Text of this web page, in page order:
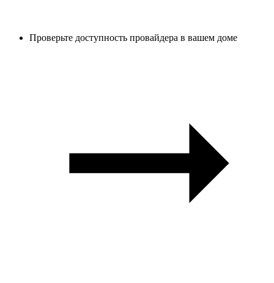
Проверьте доступность провайдера в вашем доме